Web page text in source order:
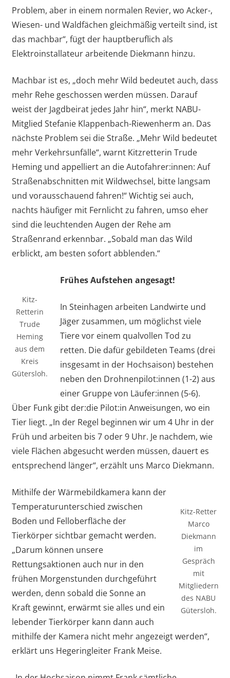
Problem, aber in einem normalen Revier, wo Acker-,
Wiesen- und Waldfächen gleichmäßig verteilt sind, ist
das machbar“, fügt der hauptberuflich als
Elektroinstallateur arbeitende Diekmann hinzu.
Machbar ist es, „doch mehr Wild bedeutet auch, dass
mehr Rehe geschossen werden müssen. Darauf
weist der Jagdbeirat jedes Jahr hin“, merkt NABU-
Mitglied Stefanie Klappenbach-Riewenherm an. Das
nächste Problem sei die Straße. „Mehr Wild bedeutet
mehr Verkehrsunfälle“, warnt Kitzretterin Trude
Heming und appelliert an die Autofahrer:innen: Auf
Straßenabschnitten mit Wildwechsel, bitte langsam
und vorausschauend fahren!“ Wichtig sei auch,
nachts häufiger mit Fernlicht zu fahren, umso eher
sind die leuchtenden Augen der Rehe am
Straßenrand erkennbar. „Sobald man das Wild
erblickt, am besten sofort abblenden.“
Kitz-
Retterin
Trude
Heming
aus dem
Kreis
Gütersloh.
Frühes Aufstehen angesagt!
In Steinhagen arbeiten Landwirte und
Jäger zusammen, um möglichst viele
Tiere vor einem qualvollen Tod zu
retten. Die dafür gebildeten Teams (drei
insgesamt in der Hochsaison) bestehen
neben den Drohnenpilot:innen (1-2) aus
einer Gruppe von Läufer:innen (5-6).
Über Funk gibt der:die Pilot:in Anweisungen, wo ein
Tier liegt. „In der Regel beginnen wir um 4 Uhr in der
Früh und arbeiten bis 7 oder 9 Uhr. Je nachdem, wie
viele Flächen abgesucht werden müssen, dauert es
entsprechend länger“, erzählt uns Marco Diekmann.
Kitz-Retter
Marco
Diekmann
im
Gespräch
mit
Mitgliedern
des NABU
Gütersloh.
Mithilfe der Wärmebildkamera kann der
Temperaturunterschied zwischen
Boden und Felloberfläche der
Tierkörper sichtbar gemacht werden.
„Darum können unsere
Rettungsaktionen auch nur in den
frühen Morgenstunden durchgeführt
werden, denn sobald die Sonne an
Kraft gewinnt, erwärmt sie alles und ein
lebender Tierkörper kann dann auch
mithilfe der Kamera nicht mehr angezeigt werden“,
erklärt uns Hegeringleiter Frank Meise.